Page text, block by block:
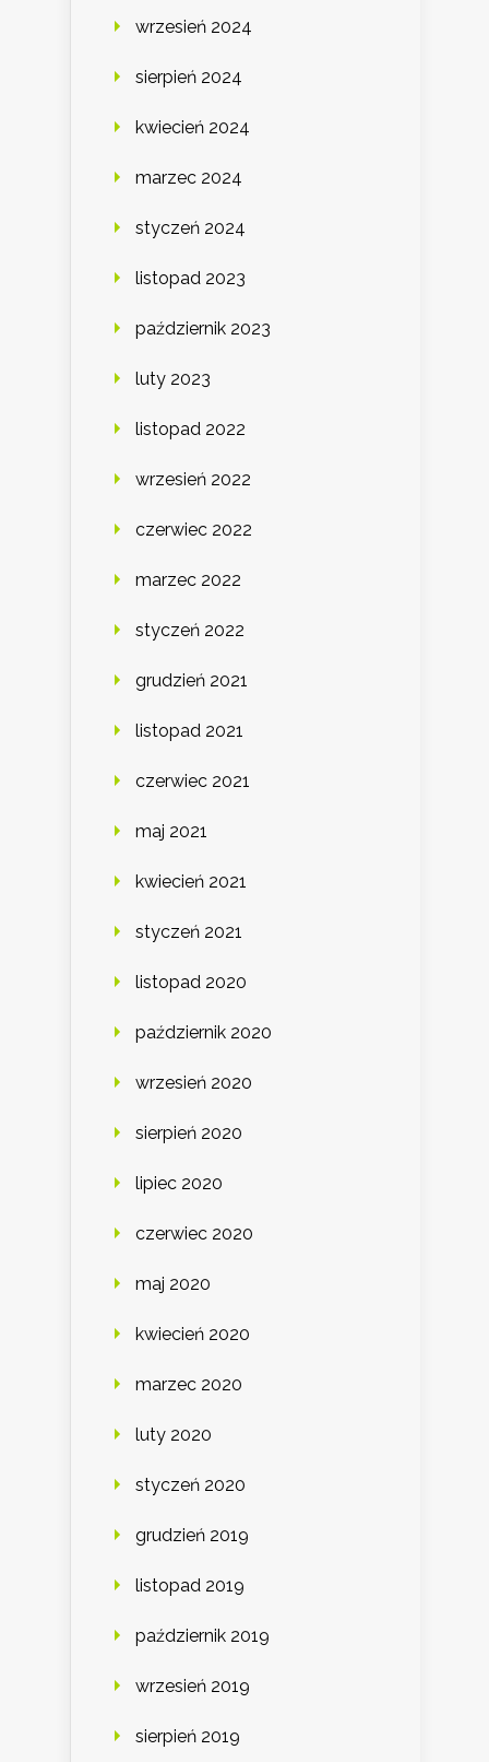
wrzesień 2024
sierpień 2024
kwiecień 2024
marzec 2024
styczeń 2024
listopad 2023
październik 2023
luty 2023
listopad 2022
wrzesień 2022
czerwiec 2022
marzec 2022
styczeń 2022
grudzień 2021
listopad 2021
czerwiec 2021
maj 2021
kwiecień 2021
styczeń 2021
listopad 2020
październik 2020
wrzesień 2020
sierpień 2020
lipiec 2020
czerwiec 2020
maj 2020
kwiecień 2020
marzec 2020
luty 2020
styczeń 2020
grudzień 2019
listopad 2019
październik 2019
wrzesień 2019
sierpień 2019